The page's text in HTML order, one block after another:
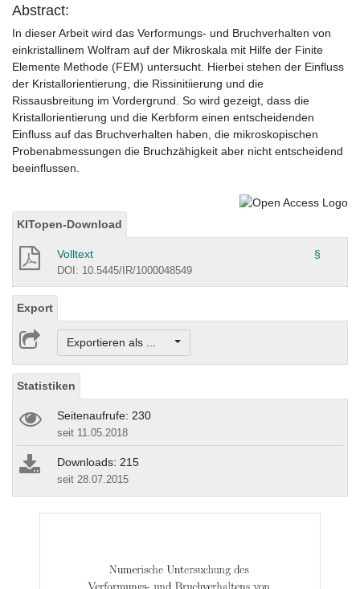
Abstract:
In dieser Arbeit wird das Verformungs- und Bruchverhalten von
einkristallinem Wolfram auf der Mikroskala mit Hilfe der Finite
Elemente Methode (FEM) untersucht. Hierbei stehen der Einfluss
der Kristallorientierung, die Rissinitiierung und die
Rissausbreitung im Vordergrund. So wird gezeigt, dass die
Kristallorientierung und die Kerbform einen entscheidenden
Einfluss auf das Bruchverhalten haben, die mikroskopischen
Probenabmessungen die Bruchzähigkeit aber nicht entscheidend
beeinflussen.
KITopen-Download
Volltext §
DOI: 10.5445/IR/1000048549
Export
Exportieren als ...
Statistiken
Seitenaufrufe: 230
seit 11.05.2018
Downloads: 215
seit 28.07.2015